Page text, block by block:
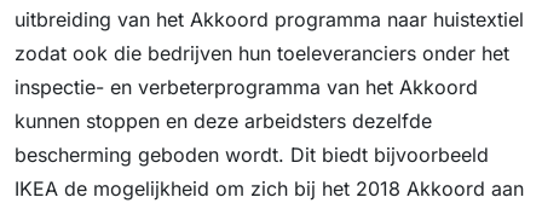
uitbreiding van het Akkoord programma naar huistextiel
zodat ook die bedrijven hun toeleveranciers onder het
inspectie- en verbeterprogramma van het Akkoord
kunnen stoppen en deze arbeidsters dezelfde
bescherming geboden wordt. Dit biedt bijvoorbeeld
IKEA de mogelijkheid om zich bij het 2018 Akkoord aan